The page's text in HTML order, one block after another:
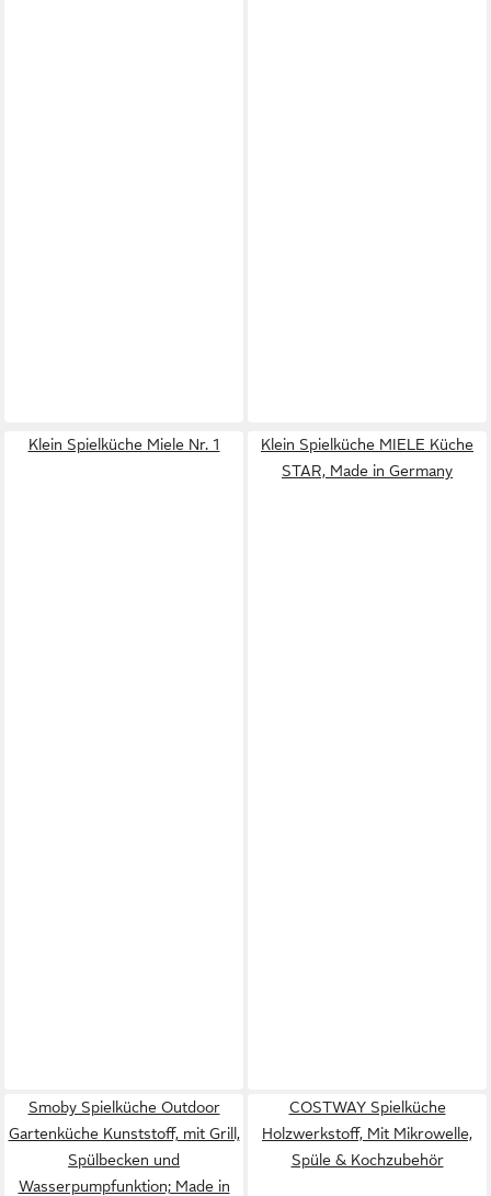
Klein Spielküche Miele Nr. 1
Klein Spielküche MIELE Küche
STAR, Made in Germany
Smoby Spielküche Outdoor
Gartenküche Kunststoff, mit Grill,
Spülbecken und
Wasserpumpfunktion; Made in
COSTWAY Spielküche
Holzwerkstoff, Mit Mikrowelle,
Spüle & Kochzubehör